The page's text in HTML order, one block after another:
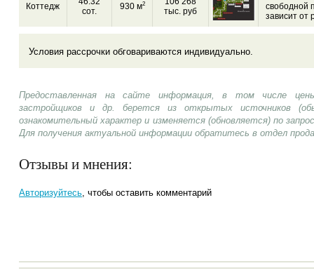
Коттедж
сот.
930 м2
тыс. руб
свободной
зависит от
Условия рассрочки обговариваются индивидуально.
Предоставленная на сайте информация, в том числе
застройщиков и др. берется из открытых источников
ознакомительный характер и изменяется (обновляется) по
Для получения актуальной информации обратитесь в отдел
Отзывы и мнения:
Авторизуйтесь, чтобы оставить комментарий